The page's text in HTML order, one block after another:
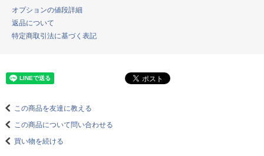
オプションの値段詳細
返品について
特定商取引法に基づく表記
この商品を友達に教える
この商品について問い合わせる
買い物を続ける